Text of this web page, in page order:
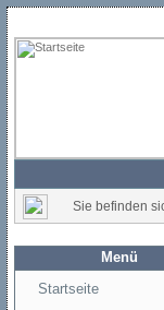
Sie befinden
Menü
Startseite